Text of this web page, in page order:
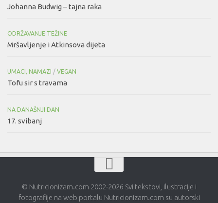
Johanna Budwig – tajna raka
ODRŽAVANJE TEŽINE
Mršavljenje i Atkinsova dijeta
UMACI, NAMAZI / VEGAN
Tofu sir s travama
NA DANAŠNJI DAN
17. svibanj
© Nutricionizam.com 2002-2026 Svi tekstovi, ilustracije i
fotografije na web portalu Nutricionizam.com su autorski